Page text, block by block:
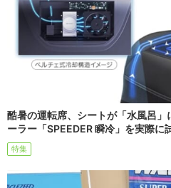
酷暑の運転席、シートが「水風呂
ーラー「SPEEDER 瞬冷」を実際に
特集